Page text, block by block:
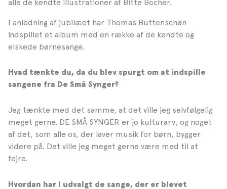
alle de kendte illustrationer af Bitte Böcher.
I anledning af jubilæet har Thomas Buttenschøn
indspillet et album med en række af de kendte og
elskede børnesange.
Hvad tænkte du, da du blev spurgt om at indspille
sangene fra De Små Synger?
Jeg tænkte med det samme, at det ville jeg selvfølgelig
meget gerne. DE SMÅ SYNGER er jo kulturarv, og noget
af det, som alle os, der laver musik for børn, bygger
videre på. Det ville jeg meget gerne være med til at
fejre.
Hvordan har I udvalgt de sange, der er blevet